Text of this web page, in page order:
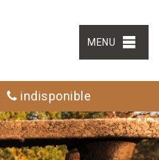
MENU
indisponible